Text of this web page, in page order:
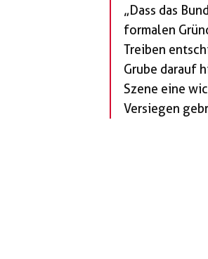
„Dass das
formalen
Treiben
Grube darauf
Szene eine
Versiegen